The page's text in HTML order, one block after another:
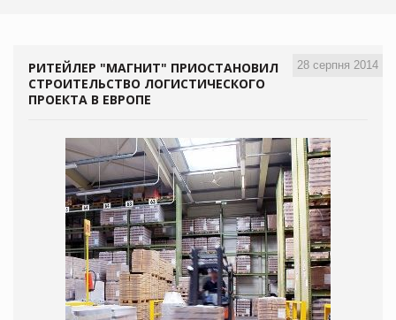
28 серпня 2014
РИТЕЙЛЕР "МАГНИТ" ПРИОСТАНОВИЛ
СТРОИТЕЛЬСТВО ЛОГИСТИЧЕСКОГО
ПРОЕКТА В ЕВРОПЕ